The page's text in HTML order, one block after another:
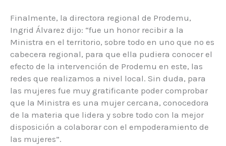
Finalmente, la directora regional de Prodemu,
Ingrid Álvarez dijo: “fue un honor recibir a la
Ministra en el territorio, sobre todo en uno que no es
cabecera regional, para que ella pudiera conocer el
efecto de la intervención de Prodemu en este, las
redes que realizamos a nivel local. Sin duda, para
las mujeres fue muy gratificante poder comprobar
que la Ministra es una mujer cercana, conocedora
de la materia que lidera y sobre todo con la mejor
disposición a colaborar con el empoderamiento de
las mujeres”.